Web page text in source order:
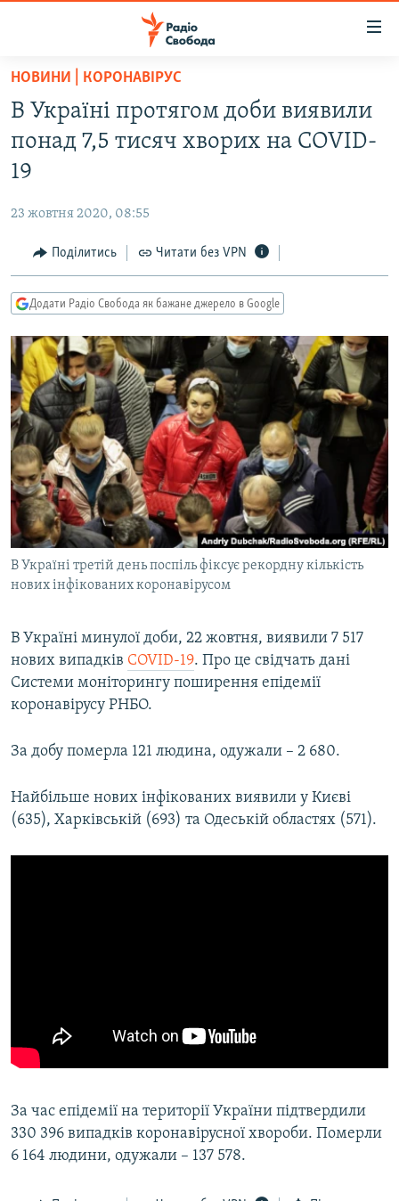
Перейти
основного
матеріалу
Перейти
до
основної
Перейти
до
пошуку
ВСЕ ЗА ДОБУ
СТАТТІ
СУСПІЛЬСТВО
УКРАЇНА
СВІТ
РОСІЙСЬКА «ФІЛЬТРАЦІЯ»
ДОНБАС.РЕАЛІЇ
ТИ ЯК?
СХЕМИ
КИТАЙ.ВИКЛИКИ
МУЛЬТИМЕДІА
ФОТО
СПЕЦПРОЄКТИ
ПОДКАСТИ
КРИМ РЕАЛІЇ
РУС
КТАТ
Усі сайти RFE/RL
НОВИНИ | КОРОНАВІРУС
В Україні протягом доби виявили
понад 7,5 тисяч хворих на COVID-
19
23 жовтня 2020, 08:55
Поділитись Читати без VPN
Додати Радіо Свобода як бажане джерело в Google
В Україні третій день поспіль фіксує рекордну кількість
нових інфікованих коронавірусом
В Україні минулої доби, 22 жовтня, виявили 7 517
нових випадків COVID-19. Про це свідчать дані
Системи моніторингу поширення епідемії
коронавірусу РНБО.
За добу померла 121 людина, одужали – 2 680.
Найбільше нових інфікованих виявили у Києві
(635), Харківській (693) та Одеській областях (571).
За час епідемії на території України підтвердили
330 396 випадків коронавірусної хвороби. Померли
6 164 людини, одужали – 137 578.